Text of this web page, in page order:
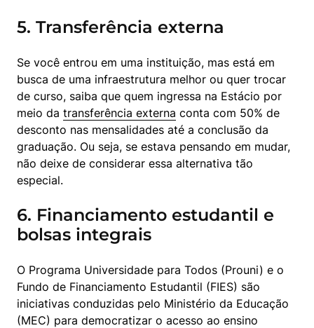
5. Transferência externa
Se você entrou em uma instituição, mas está em
busca de uma infraestrutura melhor ou quer trocar
de curso, saiba que quem ingressa na Estácio por
meio da transferência externa conta com 50% de
desconto nas mensalidades até a conclusão da
graduação. Ou seja, se estava pensando em mudar,
não deixe de considerar essa alternativa tão
especial.
6. Financiamento estudantil e
bolsas integrais
O Programa Universidade para Todos (Prouni) e o
Fundo de Financiamento Estudantil (FIES) são
iniciativas conduzidas pelo Ministério da Educação
(MEC) para democratizar o acesso ao ensino